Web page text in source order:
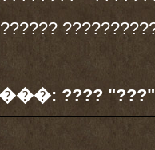
???? "???"